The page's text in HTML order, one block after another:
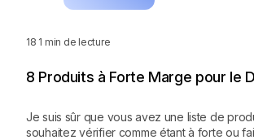
18 1 min de lecture
8 Produits à Forte Marge pour le
Je suis sûr que vous avez une liste de
souhaitez vérifier comme étant à forte ou